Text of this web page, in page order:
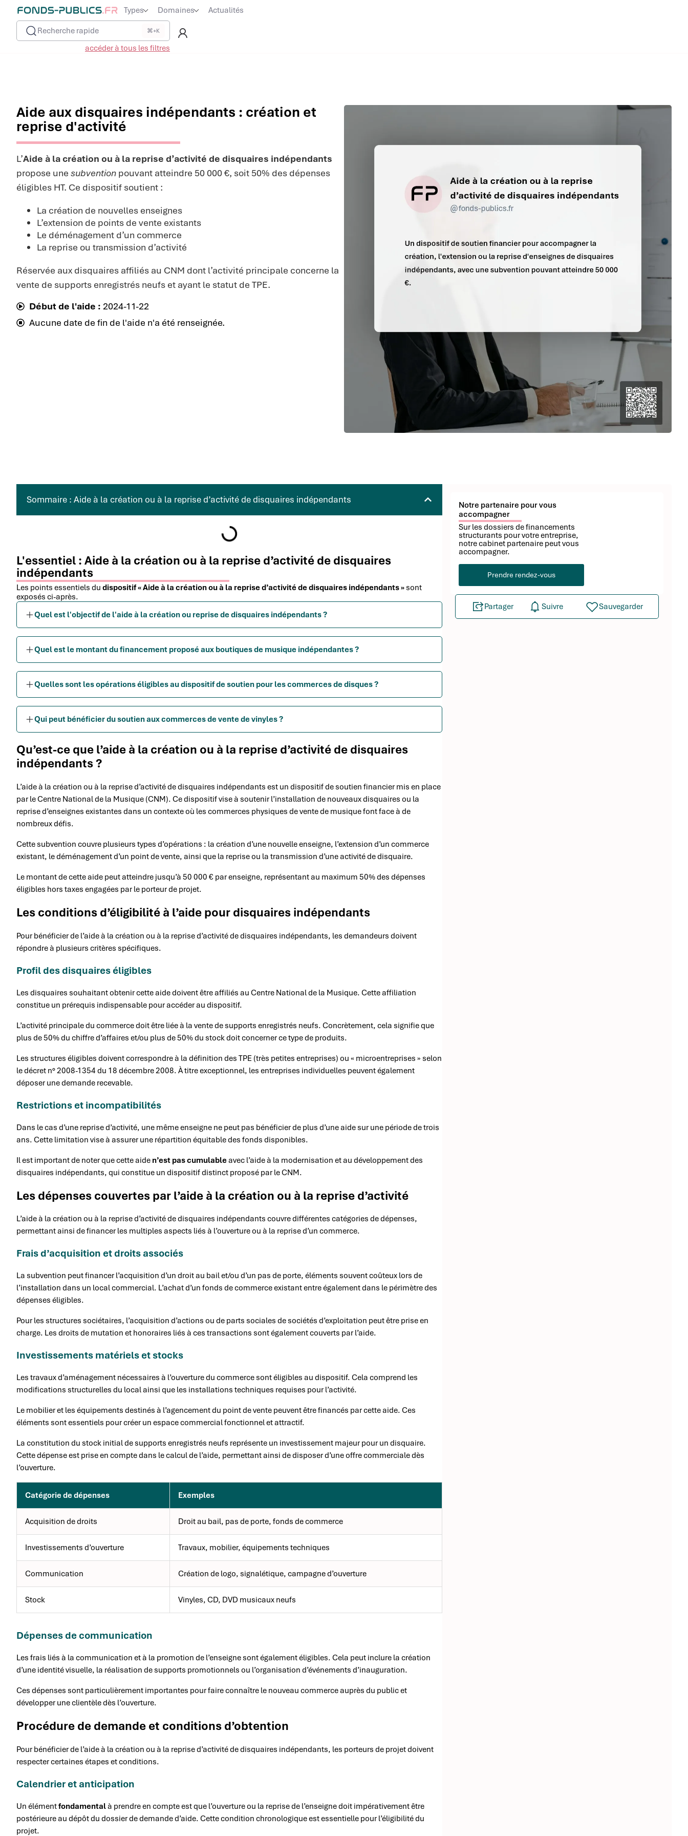
Types Domaines
Actualités
Recherche rapide
⌘+K
accéder à tous les filtres
Aide aux disquaires indépendants : création et
reprise d'activité
L’Aide à la création ou à la reprise d’activité de disquaires indépendants
propose une subvention pouvant atteindre 50 000 €, soit 50% des dépenses
éligibles HT. Ce dispositif soutient :
La création de nouvelles enseignes
L’extension de points de vente existants
Le déménagement d’un commerce
La reprise ou transmission d’activité
Réservée aux disquaires affiliés au CNM dont l’activité principale concerne la
vente de supports enregistrés neufs et ayant le statut de TPE.
Début de l'aide : 2024-11-22
Aucune date de fin de l'aide n'a été renseignée.
Sommaire : Aide à la création ou à la reprise d’activité de disquaires indépendants
L'essentiel : Aide à la création ou à la reprise d’activité de disquaires
indépendants
Les points essentiels du dispositif « Aide à la création ou à la reprise d’activité de disquaires indépendants » sont
exposés ci-après.
Quel est l'objectif de l'aide à la création ou reprise de disquaires indépendants ?
Quel est le montant du financement proposé aux boutiques de musique indépendantes ?
Quelles sont les opérations éligibles au dispositif de soutien pour les commerces de disques ?
Qui peut bénéficier du soutien aux commerces de vente de vinyles ?
Qu’est-ce que l’aide à la création ou à la reprise d’activité de disquaires
indépendants ?
L’aide à la création ou à la reprise d’activité de disquaires indépendants est un dispositif de soutien financier mis en place
par le Centre National de la Musique (CNM). Ce dispositif vise à soutenir l’installation de nouveaux disquaires ou la
reprise d’enseignes existantes dans un contexte où les commerces physiques de vente de musique font face à de
nombreux défis.
Cette subvention couvre plusieurs types d’opérations : la création d’une nouvelle enseigne, l’extension d’un commerce
existant, le déménagement d’un point de vente, ainsi que la reprise ou la transmission d’une activité de disquaire.
Le montant de cette aide peut atteindre jusqu’à 50 000 € par enseigne, représentant au maximum 50% des dépenses
éligibles hors taxes engagées par le porteur de projet.
Les conditions d’éligibilité à l’aide pour disquaires indépendants
Pour bénéficier de l’aide à la création ou à la reprise d’activité de disquaires indépendants, les demandeurs doivent
répondre à plusieurs critères spécifiques.
Profil des disquaires éligibles
Les disquaires souhaitant obtenir cette aide doivent être affiliés au Centre National de la Musique. Cette affiliation
constitue un prérequis indispensable pour accéder au dispositif.
L’activité principale du commerce doit être liée à la vente de supports enregistrés neufs. Concrètement, cela signifie que
plus de 50% du chiffre d’affaires et/ou plus de 50% du stock doit concerner ce type de produits.
Les structures éligibles doivent correspondre à la définition des TPE (très petites entreprises) ou « microentreprises » selon
le décret n° 2008-1354 du 18 décembre 2008. À titre exceptionnel, les entreprises individuelles peuvent également
déposer une demande recevable.
Restrictions et incompatibilités
Dans le cas d’une reprise d’activité, une même enseigne ne peut pas bénéficier de plus d’une aide sur une période de trois
ans. Cette limitation vise à assurer une répartition équitable des fonds disponibles.
Il est important de noter que cette aide n’est pas cumulableavec l’aide à la modernisation et au développement des
disquaires indépendants, qui constitue un dispositif distinct proposé par le CNM.
Les dépenses couvertes par l’aide à la création ou à la reprise d’activité
L’aide à la création ou à la reprise d’activité de disquaires indépendants couvre différentes catégories de dépenses,
permettant ainsi de financer les multiples aspects liés à l’ouverture ou à la reprise d’un commerce.
Frais d’acquisition et droits associés
La subvention peut financer l’acquisition d’un droit au bail et/ou d’un pas de porte, éléments souvent coûteux lors de
l’installation dans un local commercial. L’achat d’un fonds de commerce existant entre également dans le périmètre des
dépenses éligibles.
Pour les structures sociétaires, l’acquisition d’actions ou de parts sociales de sociétés d’exploitation peut être prise en
charge. Les droits de mutation et honoraires liés à ces transactions sont également couverts par l’aide.
Investissements matériels et stocks
Les travaux d’aménagement nécessaires à l’ouverture du commerce sont éligibles au dispositif. Cela comprend les
modifications structurelles du local ainsi que les installations techniques requises pour l’activité.
Le mobilier et les équipements destinés à l’agencement du point de vente peuvent être financés par cette aide. Ces
éléments sont essentiels pour créer un espace commercial fonctionnel et attractif.
La constitution du stock initial de supports enregistrés neufs représente un investissement majeur pour un disquaire.
Cette dépense est prise en compte dans le calcul de l’aide, permettant ainsi de disposer d’une offre commerciale dès
l’ouverture.
Catégorie de dépenses Exemples
Acquisition de droits Droit au bail, pas de porte, fonds de commerce
Investissements d’ouverture Travaux, mobilier, équipements techniques
Communication Création de logo, signalétique, campagne d’ouverture
Stock Vinyles, CD, DVD musicaux neufs
Dépenses de communication
Les frais liés à la communication et à la promotion de l’enseigne sont également éligibles. Cela peut inclure la création
d’une identité visuelle, la réalisation de supports promotionnels ou l’organisation d’événements d’inauguration.
Ces dépenses sont particulièrement importantes pour faire connaître le nouveau commerce auprès du public et
développer une clientèle dès l’ouverture.
Procédure de demande et conditions d’obtention
Pour bénéficier de l’aide à la création ou à la reprise d’activité de disquaires indépendants, les porteurs de projet doivent
respecter certaines étapes et conditions.
Calendrier et anticipation
Un élémentfondamentalà prendre en compte est que l’ouverture ou la reprise de l’enseigne doit impérativement être
postérieure au dépôt du dossier de demande d’aide. Cette condition chronologique est essentielle pour l’éligibilité du
projet.
Notre partenaire pour vous
accompagner
Sur les dossiers de financements
structurants pour votre entreprise,
notre cabinet partenaire peut vous
accompagner.
Prendre rendez-vous
Partager Suivre Sauvegarder